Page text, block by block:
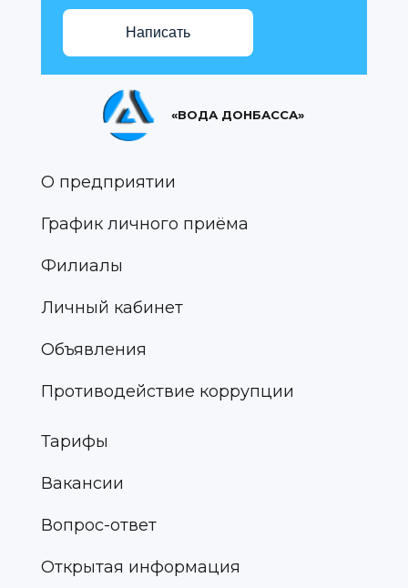
Написать
«ВОДА ДОНБАССА»
О предприятии
График личного приёма
Филиалы
Личный кабинет
Объявления
Противодействие коррупции
Тарифы
Вакансии
Вопрос-ответ
Открытая информация